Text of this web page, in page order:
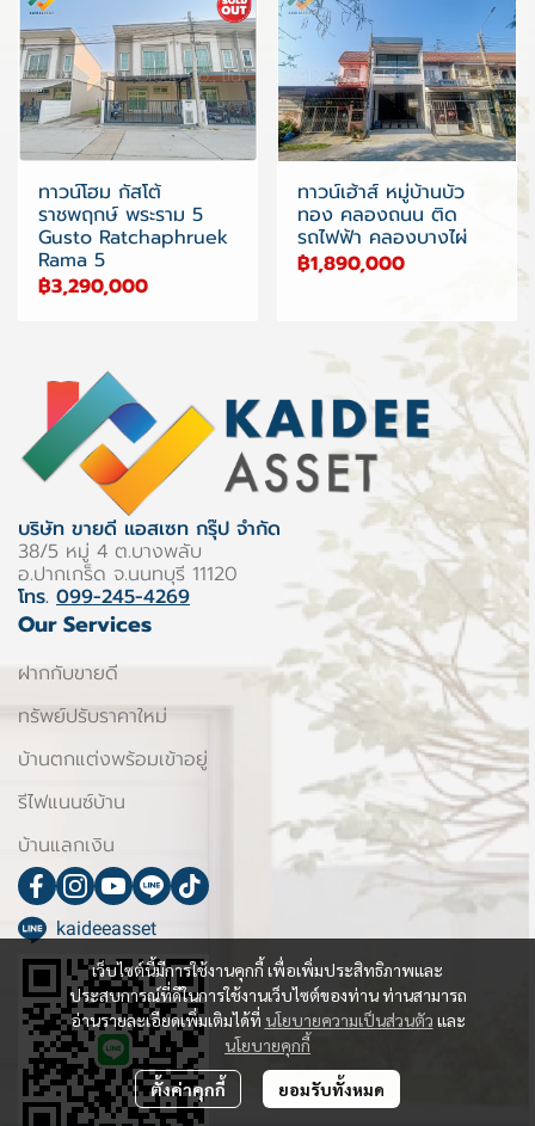
ทาวน์โฮม กัสโต้
ราชพฤกษ์ พระราม 5
Gusto Ratchaphruek
Rama 5
฿3,290,000
ทาวน์เฮ้าส์ หมู่บ้านบัว
ทอง คลองถนน ติด
รถไฟฟ้า คลองบางไผ่
฿1,890,000
เว็บไซต์นี้มีการใช้งานคุกกี้ เพื่อเพิ่มประสิทธิภาพและ
ประสบการณ์ที่ดีในการใช้งานเว็บไซต์ของท่าน ท่านสามารถ
อ่านรายละเอียดเพิ่มเติมได้ที่ นโยบายความเป็นส่วนตัว และ
นโยบายคุกกี้
ตั้งค่าคุกกี้ ยอมรับทั้งหมด
บริษัท ขายดี แอสเซท กรุ๊ป จำกัด
38/5 หมู่ 4 ต.บางพลับ
อ.ปากเกร็ด จ.นนทบุรี 11120
โทร. 099-245-4269
Our Services
ฝากกับขายดี
ทรัพย์ปรับราคาใหม่
บ้านตกแต่งพร้อมเข้าอยู่
รีไฟแนนซ์บ้าน
บ้านแลกเงิน
kaideeasset